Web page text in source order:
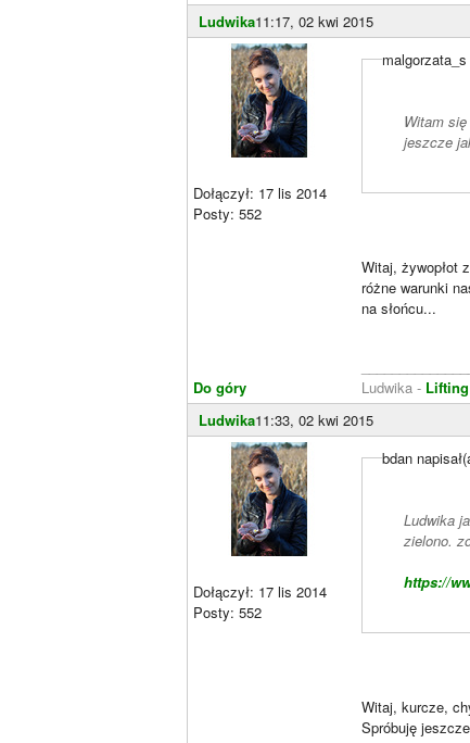
Ludwika11:17, 02 kwi 2015
Dołączył: 17 lis 2014
Posty: 552
Do góry
malgorzata_s
Witam
jeszcze
Witaj, żywopłot
różne warunki
na słońcu...
Ludwika -
Ludwika11:33, 02 kwi 2015
Dołączył: 17 lis 2014
Posty: 552
bdan
Ludwika
zielono.
https://
Witaj, kurcze,
Spróbuję